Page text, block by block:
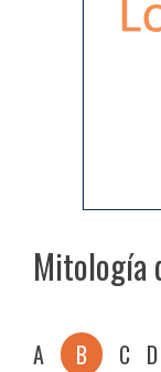
Mitología
A B C D